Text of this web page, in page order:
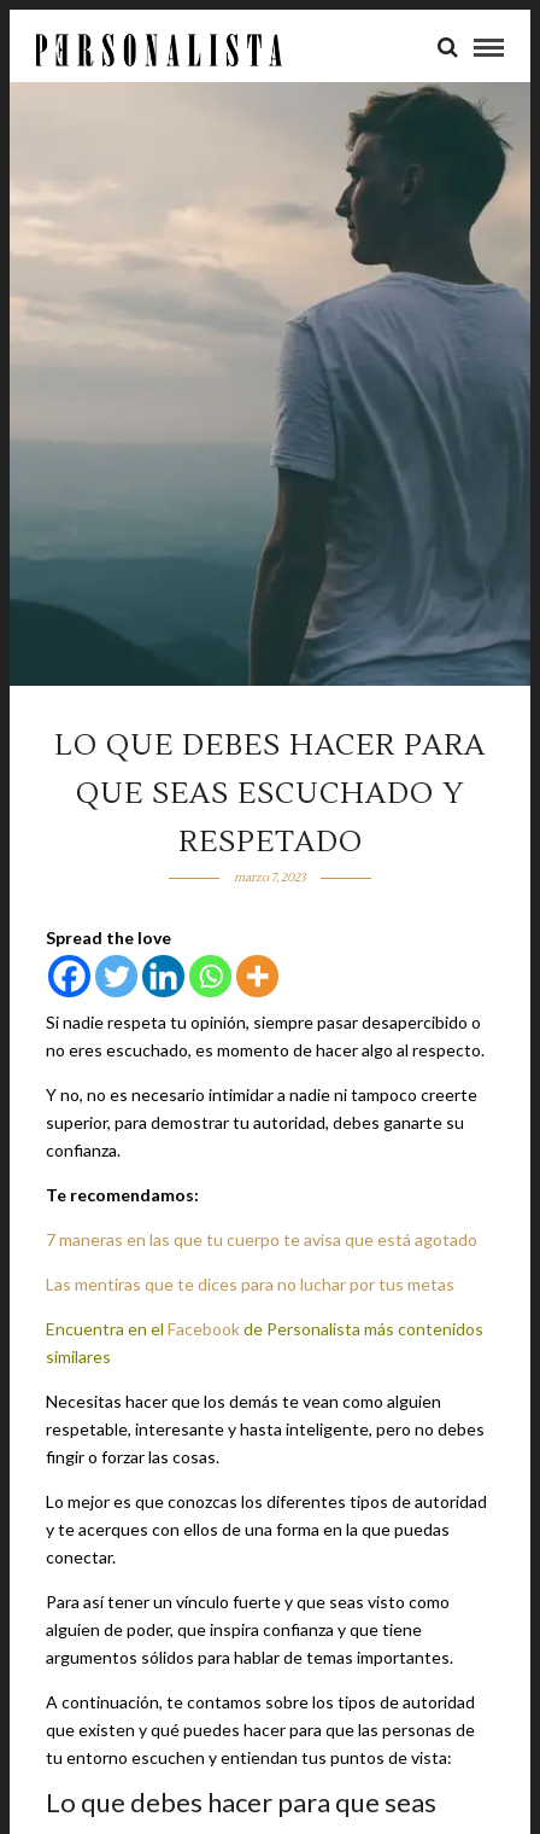
LO QUE DEBES HACER PARA
QUE SEAS ESCUCHADO Y
RESPETADO
marzo 7, 2023
Spread the love
Si nadie respeta tu opinión, siempre pasar desapercibido o
no eres escuchado, es momento de hacer algo al respecto.
Y no, no es necesario intimidar a nadie ni tampoco creerte
superior, para demostrar tu autoridad, debes ganarte su
confianza.
Te recomendamos:
7 maneras en las que tu cuerpo te avisa que está agotado
Las mentiras que te dices para no luchar por tus metas
Encuentra en el Facebookde Personalista más contenidos
similares
Necesitas hacer que los demás te vean como alguien
respetable, interesante y hasta inteligente, pero no debes
fingir o forzar las cosas.
Lo mejor es que conozcas los diferentes tipos de autoridad
y te acerques con ellos de una forma en la que puedas
conectar.
Para así tener un vínculo fuerte y que seas visto como
alguien de poder, que inspira confianza y que tiene
argumentos sólidos para hablar de temas importantes.
A continuación, te contamos sobre los tipos de autoridad
que existen y qué puedes hacer para que las personas de
tu entorno escuchen y entiendan tus puntos de vista:
Lo que debes hacer para que seas